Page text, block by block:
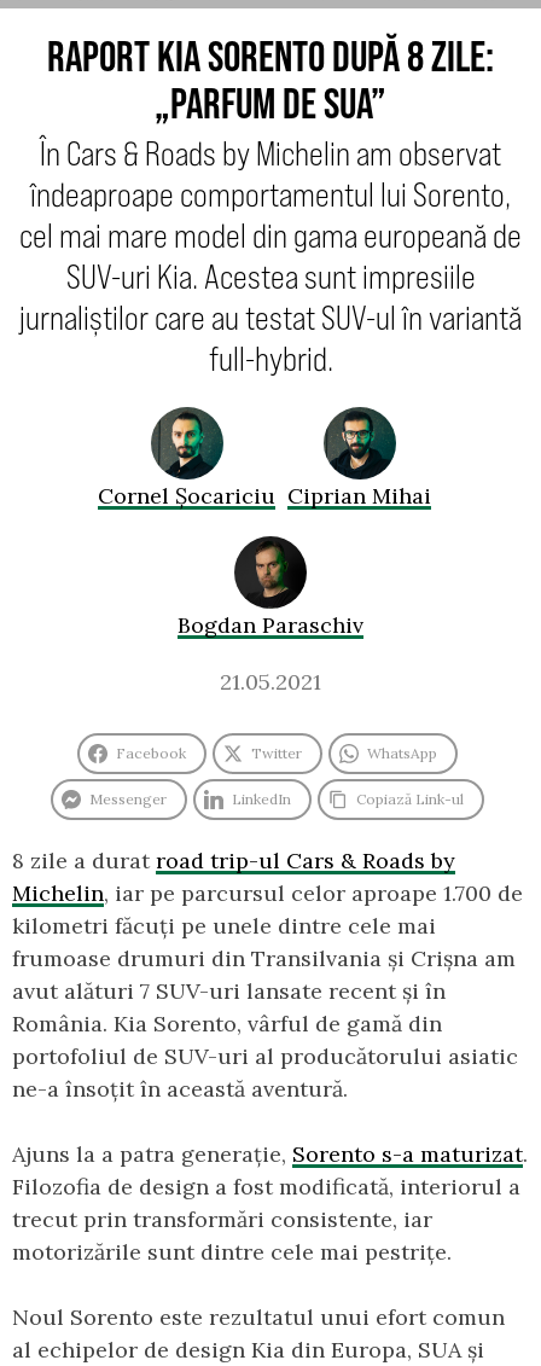
RAPORT KIA SORENTO DUPĂ 8 ZILE:
„PARFUM DE SUA”
În Cars & Roads by Michelin am observat
îndeaproape comportamentul lui Sorento,
cel mai mare model din gama europeană de
SUV-uri Kia. Acestea sunt impresiile
jurnaliștilor care au testat SUV-ul în variantă
full-hybrid.
Cornel Șocariciu Ciprian Mihai
Bogdan Paraschiv
21.05.2021
Facebook Twitter WhatsApp
Messenger LinkedIn Copiază Link-ul
8 zile a duratroad trip-ul Cars & Roads by
Michelin, iar pe parcursul celor aproape 1.700 de
kilometri făcuți pe unele dintre cele mai
frumoase drumuri din Transilvania și Crișna am
avut alături 7 SUV-uri lansate recent și în
România. Kia Sorento, vârful de gamă din
portofoliul de SUV-uri al producătorului asiatic
ne-a însoțit în această aventură.
Ajuns la a patra generație, Sorento s-a maturizat.
Filozofia de design a fost modificată, interiorul a
trecut prin transformări consistente, iar
motorizările sunt dintre cele mai pestrițe.
Noul Sorento este rezultatul unui efort comun
al echipelor de design Kia din Europa, SUA și